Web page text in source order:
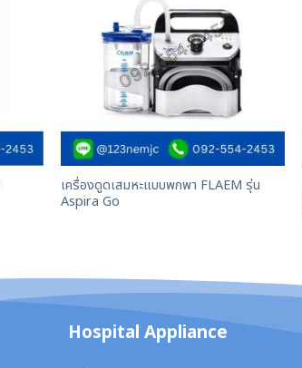
เครื่องดูดเสมหะแบบพกพา FLAEM รุ่น
Aspira Go
Hospital Appliance